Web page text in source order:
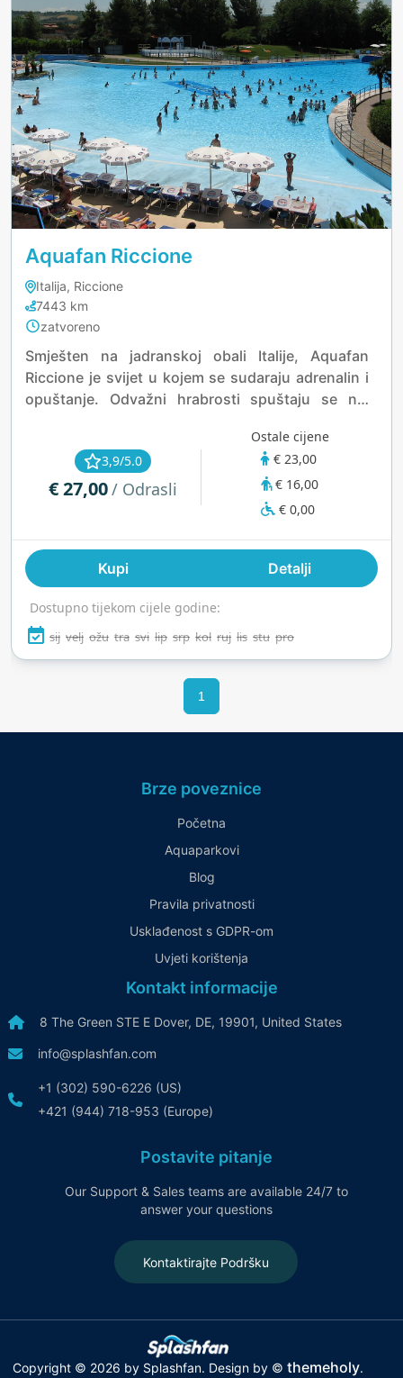
Aquafan Riccione
Italija, Riccione
7443 km
zatvoreno
Smješten na jadranskoj obali Italije, Aquafan
Riccione je svijet u kojem se sudaraju adrenalin i
opuštanje. Odvažni hrabrosti spuštaju se niz
vrtlog smijeha. Za one koji traže mir, Poseidon
Lagoon nudi spokojne vode i kaskadne slapove.
Mali avanturisti pronalaze radost u bazenu s
slonovima i na plaži Arca, dok glazba, talijanska
utočište. Bilo da jure za uzbuđenjima ili upijaju
sunce, Aquafan je val nezaboravnih trenutaka.
3,9/5.0
€ 27,00/ Odrasli
Ostale cijene
€ 23,00
€ 16,00
€ 0,00
Kupi Detalji
Dostupno tijekom cijele godine:
sij velj ožu tra svi lip srp kol ruj lis stu pro
1
Brze poveznice
Početna
Aquaparkovi
Blog
Pravila privatnosti
Usklađenost s GDPR-om
Uvjeti korištenja
Kontakt informacije
8 The Green STE E Dover, DE, 19901, United States
info@splashfan.com
+1 (302) 590-6226 (US)
+421 (944) 718-953 (Europe)
Postavite pitanje
Our Support & Sales teams are available 24/7 to
answer your questions
Kontaktirajte Podršku
Copyright © 2026 by Splashfan. Design by © themeholy.